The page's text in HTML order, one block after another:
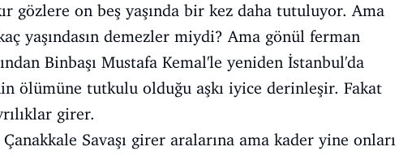
gözlere on beş yaşında bir kez daha tutuluyor. Ama
yaşındasın demezler miydi? Ama gönül ferman
Binbaşı Mustafa Kemal'le yeniden İstanbul'da
ölümüne tutkulu olduğu aşkı iyice derinleşir. Fakat
girer.
Savaşı girer aralarına ama kader yine onları